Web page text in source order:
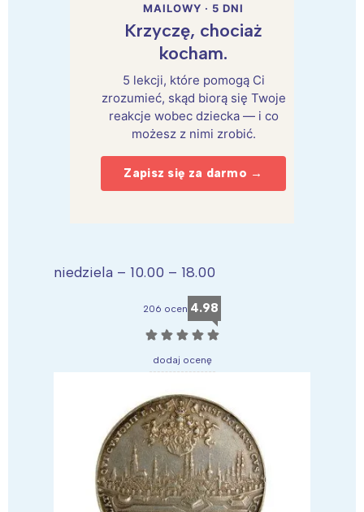
MAILOWY · 5 DNI
Krzyczę, chociaż
kocham.
5 lekcji, które pomogą Ci
zrozumieć, skąd biorą się Twoje
reakcje wobec dziecka — i co
możesz z nimi zrobić.
Zapisz się za darmo →
niedziela – 10.00 – 18.00
206 ocen 4.98
☆ ☆ ☆ ☆ ☆
dodaj ocenę